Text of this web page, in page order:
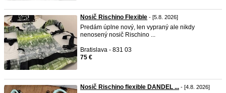
Nosič Rischino Flexible - [5.8. 2026]
Predám úplne nový, len vypraný ale nikdy
nenosený nosič Rischino ...
Bratislava - 831 03
75 €
Nosič Rischino flexible DANDEL ... - [4.8. 2026]